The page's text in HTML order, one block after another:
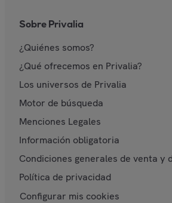
Sobre Privalia
¿Quiénes somos?
¿Qué ofrecemos en Privalia?
Los universos de Privalia
Motor de búsqueda
Menciones Legales
Información obligatoria
Condiciones generales de venta y
Política de privacidad
Configurar mis cookies